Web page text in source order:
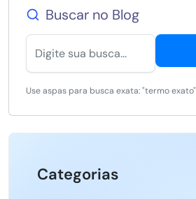
Buscar no Blog
Use aspas para busca exata: "termo exato"
Categorias